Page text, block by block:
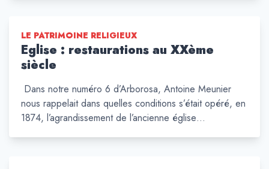
LE PATRIMOINE RELIGIEUX
Eglise : restaurations au XXème
siècle
Dans notre numéro 6 d’Arborosa, Antoine Meunier
nous rappelait dans quelles conditions s’était opéré, en
1874, l’agrandissement de l’ancienne église…